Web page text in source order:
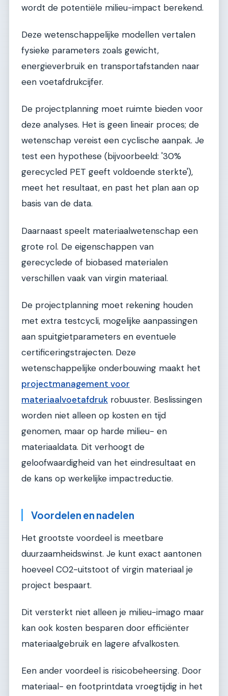
wordt de potentiële milieu-impact berekend.
Deze wetenschappelijke modellen vertalen
fysieke parameters zoals gewicht,
energieverbruik en transportafstanden naar
een voetafdrukcijfer.
De projectplanning moet ruimte bieden voor
deze analyses. Het is geen lineair proces; de
wetenschap vereist een cyclische aanpak. Je
test een hypothese (bijvoorbeeld: '30%
gerecycled PET geeft voldoende sterkte'),
meet het resultaat, en past het plan aan op
basis van de data.
Daarnaast speelt materiaalwetenschap een
grote rol. De eigenschappen van
gerecyclede of biobased materialen
verschillen vaak van virgin materiaal.
De projectplanning moet rekening houden
met extra testcycli, mogelijke aanpassingen
aan spuitgietparameters en eventuele
certificeringstrajecten. Deze
wetenschappelijke onderbouwing maakt het
projectmanagement voor
materiaalvoetafdruk robuuster. Beslissingen
worden niet alleen op kosten en tijd
genomen, maar op harde milieu- en
materiaaldata. Dit verhoogt de
geloofwaardigheid van het eindresultaat en
de kans op werkelijke impactreductie.
Voordelen en nadelen
Het grootste voordeel is meetbare
duurzaamheidswinst. Je kunt exact aantonen
hoeveel CO2-uitstoot of virgin materiaal je
project bespaart.
Dit versterkt niet alleen je milieu-imago maar
kan ook kosten besparen door efficiënter
materiaalgebruik en lagere afvalkosten.
Een ander voordeel is risicobeheersing. Door
materiaal- en footprintdata vroegtijdig in het